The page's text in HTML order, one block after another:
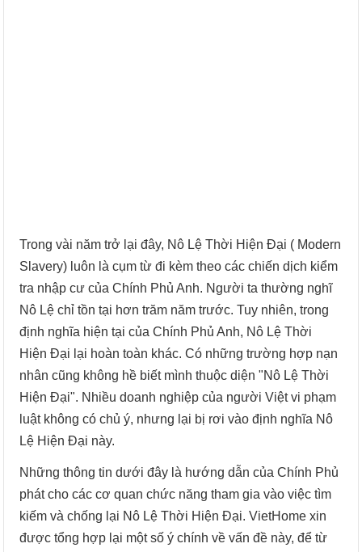
Trong vài năm trở lại đây, Nô Lệ Thời Hiện Đại ( Modern
Slavery) luôn là cụm từ đi kèm theo các chiến dịch kiểm
tra nhập cư của Chính Phủ Anh. Người ta thường nghĩ
Nô Lệ chỉ tồn tại hơn trăm năm trước. Tuy nhiên, trong
định nghĩa hiện tại của Chính Phủ Anh, Nô Lệ Thời
Hiện Đại lại hoàn toàn khác. Có những trường hợp nạn
nhân cũng không hề biết mình thuộc diện "Nô Lệ Thời
Hiện Đại". Nhiều doanh nghiệp của người Việt vi phạm
luật không có chủ ý, nhưng lại bị rơi vào định nghĩa Nô
Lệ Hiện Đại này.
Những thông tin dưới đây là hướng dẫn của Chính Phủ
phát cho các cơ quan chức năng tham gia vào việc tìm
kiếm và chống lại Nô Lệ Thời Hiện Đại. VietHome xin
được tổng hợp lại một số ý chính về vấn đề này, để từ